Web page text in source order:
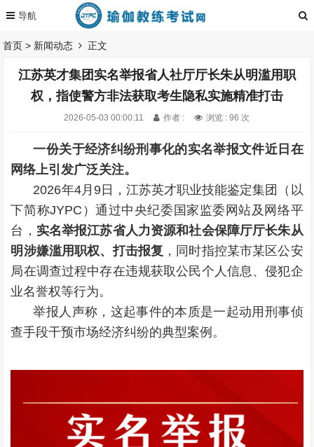
首页 > 新闻动态 正文
江苏英才集团实名举报省人社厅厅长朱从明滥用职
权，指使警方非法获取考生隐私实施精准打击
2026-05-03 00:00:11 作者 : 浏览 : 96 次
一份关于经济纠纷刑事化的实名举报文件近日在
网络上引发广泛关注。
2026年4月9日，江苏英才职业技能鉴定集团（以
下简称JYPC）通过中央纪委国家监委网站及网络平
台， 实名举报江苏省人力资源和社会保障厅厅长朱从
明 涉嫌滥用职权、打击报复 ，同时指控某市某区公安
局在调查过程中存在违规获取公民个人信息、侵犯企
业名誉权等行为。
举报人声称，这起事件的本质是一起动用刑事侦
查手段干预市场经济纠纷的典型案例。